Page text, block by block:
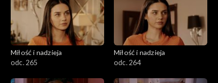
Miłość i nadzieja
odc. 265
Miłość i nadzieja
odc. 264